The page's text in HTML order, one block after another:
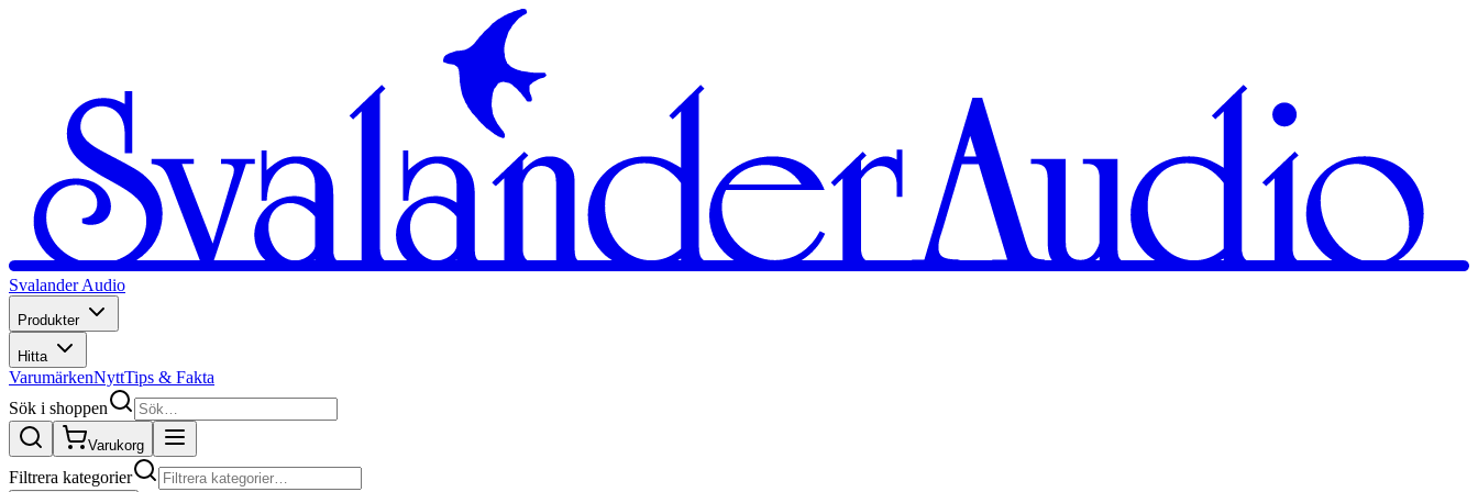
Svalander Audio
Produkter
Hitta
VarumärkenNyttTips & Fakta
Sök i shoppen
Varukorg
Filtrera kategorier